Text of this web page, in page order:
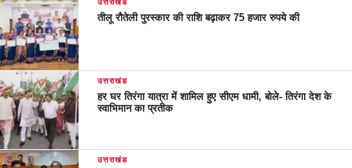
उत्तराखंड
तीलू रौतेली पुरस्कार की राशि बढ़ाकर 75 हजार रुपये की
उत्तराखंड
हर घर तिरंगा यात्रा में शामिल हुए सीएम धामी, बोले- तिरंगा देश के
स्वाभिमान का प्रतीक
उत्तराखंड